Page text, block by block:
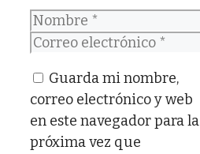
Nombre
Correo
Guarda mi nombre,
correo electrónico y web
en este navegador para la
próxima vez que